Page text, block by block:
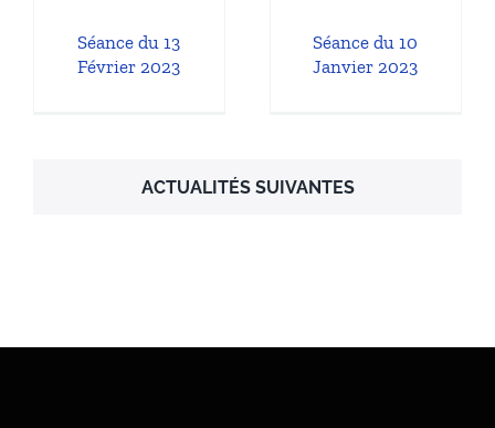
Séance du 13
Février 2023
Séance du 10
Janvier 2023
ACTUALITÉS SUIVANTES